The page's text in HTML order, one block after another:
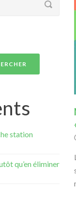
station
qu’en éliminer